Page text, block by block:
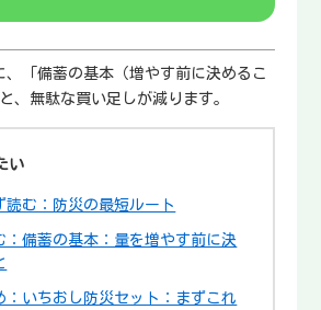
、「備蓄の基本（増やす前に決めるこ
、無駄な買い足しが減ります。
い
読む：防災の最短ルート
：備蓄の基本：量を増やす前に決
：いちおし防災セット：まずこれ